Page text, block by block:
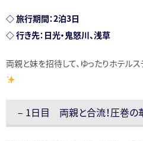
◇ 旅行期間：2泊3日
◇ 行き先：日光・鬼怒川、浅草
両親と妹を招待して、ゆったりホテル
– 1日目 両親と合流！圧巻の